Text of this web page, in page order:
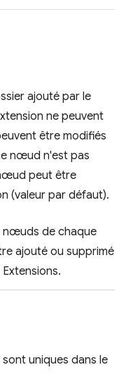
ajouté par le
ne peuvent
être modifiés
nœud n'est pas
peut être
(valeur par défaut).
nœuds de chaque
ajouté ou supprimé
uniques dans le